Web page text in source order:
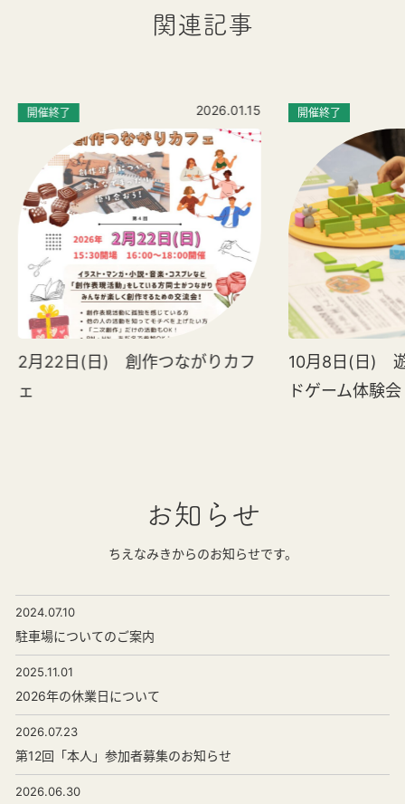
関連記事
開催終了 2026.01.15
2月22日(日) 創作つながりカフ
ェ
開催終了
10月8日(日)
ドゲーム体験会
お知らせ
ちえなみきからのお知らせです。
2024.07.10
駐車場についてのご案内
2025.11.01
2026年の休業日について
2026.07.23
第12回「本人」参加者募集のお知らせ
2026.06.30